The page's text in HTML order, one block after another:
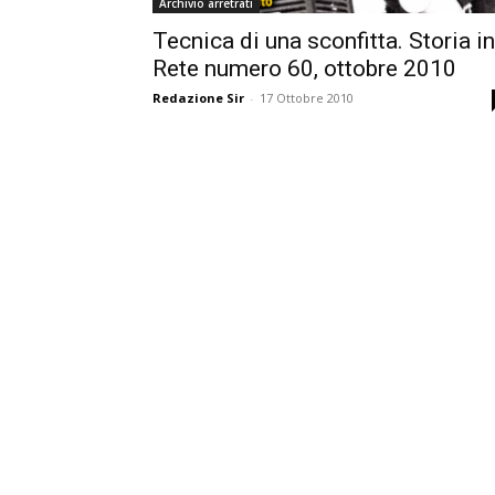
Archivio arretrati
Tecnica di una sconfitta. Storia in
Rete numero 60, ottobre 2010
Redazione Sir - 17 Ottobre 2010